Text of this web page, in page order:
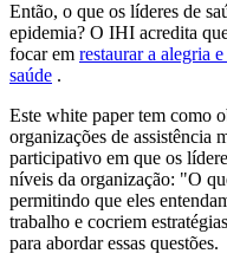
Então, o que os líderes de
epidemia? O IHI acredita
focar em restaurar a alegria
saúde .
Este white paper tem como
organizações de assistência
participativo em que os
níveis da organização: "O
permitindo que eles
trabalho e cocriem
para abordar essas questões.